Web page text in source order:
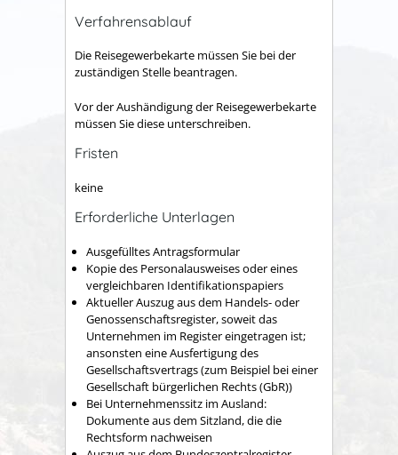
Verfahrensablauf
Die Reisegewerbekarte müssen Sie bei der
zuständigen Stelle beantragen.
Vor der Aushändigung der Reisegewerbekarte
müssen Sie diese unterschreiben.
Fristen
keine
Erforderliche Unterlagen
Ausgefülltes Antragsformular
Kopie des Personalausweises oder eines
vergleichbaren Identifikationspapiers
Aktueller Auszug aus dem Handels- oder
Genossenschaftsregister, soweit das
Unternehmen im Register eingetragen ist;
ansonsten eine Ausfertigung des
Gesellschaftsvertrags (zum Beispiel bei einer
Gesellschaft bürgerlichen Rechts (GbR))
Bei Unternehmenssitz im Ausland:
Dokumente aus dem Sitzland, die die
Rechtsform nachweisen